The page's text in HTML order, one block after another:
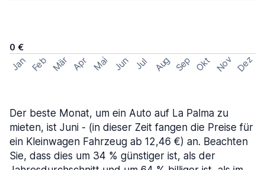
0 €
Jan Feb Mär Apr Mai Jun Jul Aug Sep Okt Nov Dez
Der beste Monat, um ein Auto auf La Palma zu
mieten, ist Juni - (in dieser Zeit fangen die Preise für
ein Kleinwagen Fahrzeug ab 12,46 €) an. Beachten
Sie, dass dies um 34 % günstiger ist, als der